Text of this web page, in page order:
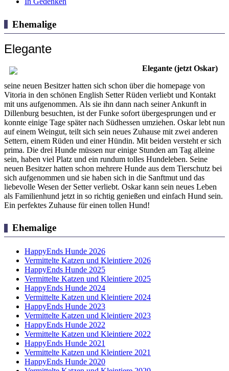
Ehemalige
Elegante
Elegante (jetzt Oskar)
seine neuen Besitzer hatten sich schon über die homepage von
Vitoria in den schönen English Setter Rüden verliebt und Kontakt
mit uns aufgenommen. Als sie ihn dann nach seiner Ankunft in
Dillenburg besuchten, ist der Funke sofort übergesprungen und er
konnte einige Tage später nach Südhessen umziehen. Oskar lebt nun
auf einem Weingut, teilt sich sein neues Zuhause mit zwei anderen
Settern, einem Rüden und einer Hündin. Mit beiden versteht er sich
prima. Die drei Hunde müssen nur einige Stunden am Tag alleine
sein, haben viel Platz und ein rundum tolles Hundeleben. Seine
neuen Besitzer hatten schon mehrere Hunde aus dem Tierschutz bei
sich aufgenommen und sie haben sich in die Sanftmut und das
liebevolle Wesen der Setter verliebt. Oskar kann sein neues Leben
als Familienhund jetzt in so richtig genießen und einfach Hund sein.
Ein perfektes Zuhause für einen tollen Hund!
Ehemalige
HappyEnds Hunde 2026
Vermittelte Katzen und Kleintiere 2026
HappyEnds Hunde 2025
Vermittelte Katzen und Kleintiere 2025
HappyEnds Hunde 2024
Vermittelte Katzen und Kleintiere 2024
HappyEnds Hunde 2023
Vermittelte Katzen und Kleintiere 2023
HappyEnds Hunde 2022
Vermittelte Katzen und Kleintiere 2022
HappyEnds Hunde 2021
Vermittelte Katzen und Kleintiere 2021
HappyEnds Hunde 2020